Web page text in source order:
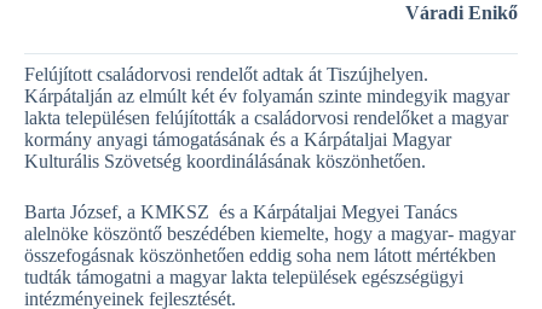
Váradi Enikő
Felújított családorvosi rendelőt adtak át Tiszújhelyen.
Kárpátalján az elmúlt két év folyamán szinte mindegyik magyar
lakta településen felújították a családorvosi rendelőket a magyar
kormány anyagi támogatásának és a Kárpátaljai Magyar
Kulturális Szövetség koordinálásának köszönhetően.
Barta József, a KMKSZ és a Kárpátaljai Megyei Tanács
alelnöke köszöntő beszédében kiemelte, hogy a magyar- magyar
összefogásnak köszönhetően eddig soha nem látott mértékben
tudták támogatni a magyar lakta települések egészségügyi
intézményeinek fejlesztését.